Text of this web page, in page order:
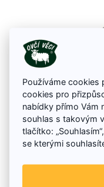
Chránič kolena z ovčí vlny
příjemně zahřívá. Chrání
Používáme cookies
cookies pro
nabídky přímo Vám
souhlas s takovým
tlačítko:
se kterými